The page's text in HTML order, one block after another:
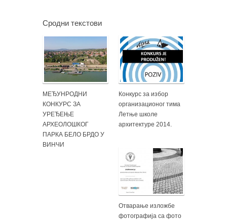
Сродни текстови
МЕЂУНРОДНИ
КОНКУРС ЗА
УРЕЂЕЊЕ
АРХЕОЛОШКОГ
ПАРКА БЕЛО БРДО У
ВИНЧИ
Конкурс за избор
организационог тима
Летње школе
архитектуре 2014.
Отварање изложбе
фотографија са фото